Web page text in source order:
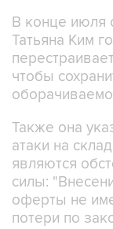
В конце июля
Татьяна Ким
чтобы
Также она
атаки на
являются
силы:
оферты не
потери по